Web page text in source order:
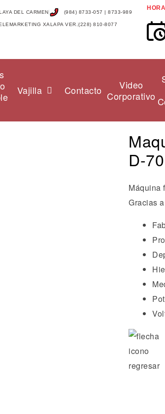
DEL CARMEN (984) 8733-057 | 8733-989
XALAPA VER. (228) 810-8077
Vajilla Contacto
Video
Corporativo
D-
Máquina
Gracias